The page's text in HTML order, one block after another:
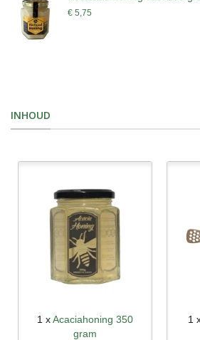
€ 5,75
INHOUD
1 xAcaciahoning 350
gram
1